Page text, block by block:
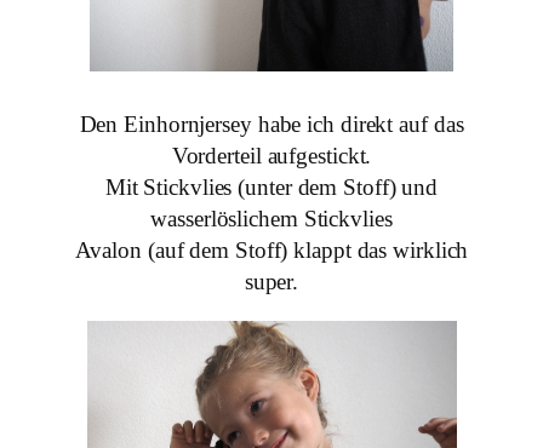
Den Einhornjersey habe ich direkt auf das
Vorderteil aufgestickt.
Mit Stickvlies (unter dem Stoff) und
wasserlöslichem Stickvlies
Avalon (auf dem Stoff) klappt das wirklich
super.